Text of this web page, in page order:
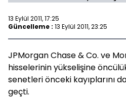
13 Eylül 2011, 17:25
Güncelleme : 13 Eylül 2011, 23:25
JPMorgan Chase & Co. ve
hisselerinin yükselişine
senetleri önceki kayıplarını
geçti.